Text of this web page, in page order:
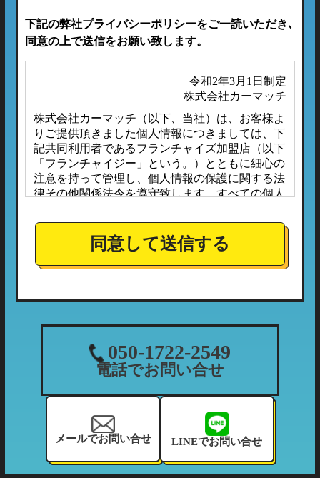
下記の弊社プライバシーポリシーをご一読いただき､
同意の上で送信をお願い致します。
令和2年3月1日制定
株式会社カーマッチ
株式会社カーマッチ（以下、当社）は、お客様よ
りご提供頂きました個人情報につきましては、下
記共同利用者であるフランチャイズ加盟店（以下
「フランチャイジー」という。）とともに細心の
注意を持って管理し、個人情報の保護に関する法
律その他関係法令を遵守致します。すべての個人
ほか、お客様ご本人の同意なしに第三者へ開示ま
たは提供されることはありません。
また、フランチャイジーとの間においては、事前
に個人情報保護に対する安全性を審査の上、個人
こととしており、適切な管理監督を行ってまいり
当社が収集する個人情報につきましては、下記の
利用目的の範囲内において利用させて頂きます。
（1）ご利用履歴・支払状況の確認など、当社の
利用状況の把握及び債権管理のため
（2）カーマッチフランチャイズ全体の市場調
同意して送信する
050-1722-2549
電話でお問い合せ
メールでお問い合せ LINEでお問い合せ